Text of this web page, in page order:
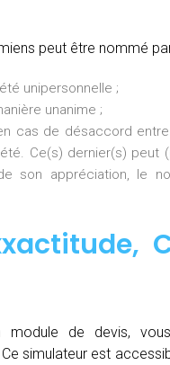
peut être nommé
unipersonnelle ;
unanime ;
cas de désaccord
Ce(s) dernier(s) peut
son appréciation, le
module de devis,
simulateur est